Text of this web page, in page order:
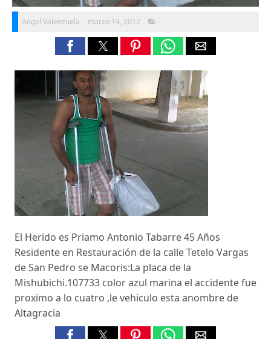
Angel Valenzuela marzo 14, 2012
El Herido es Priamo Antonio Tabarre 45 Años
Residente en Restauración de la calle Tetelo Vargas
de San Pedro se Macoris:La placa de la
Mishubichi.107733 color azul marina el accidente fue
proximo a lo cuatro ,le vehiculo esta anombre de
Altagracia